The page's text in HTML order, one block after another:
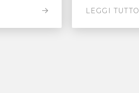
LEGGI TUTTO